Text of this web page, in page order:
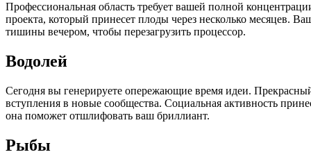
Профессиональная область требует вашей полной
проекта, который принесет плоды через несколько месяцев.
тишины вечером, чтобы перезагрузить процессор.
Водолей
Сегодня вы генерируете опережающие время идеи.
вступления в новые сообщества. Социальная активность
она поможет отшлифовать ваш бриллиант.
Рыбы